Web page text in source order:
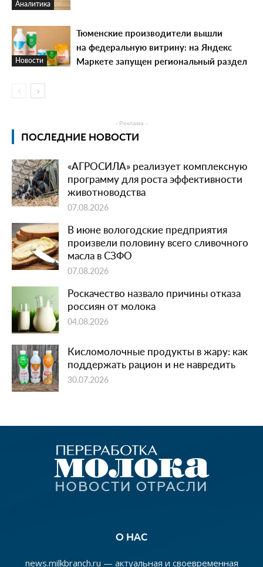
Аналитика
Новости
Тюменские производители вышли
на федеральную витрину: на Яндекс
Маркете запущен региональный раздел
- Реклама -
ПОСЛЕДНИЕ НОВОСТИ
«АГРОСИЛА» реализует комплексную
программу для роста эффективности
животноводства
07.08.2026
В июне вологодские предприятия
произвели половину всего сливочного
масла в СЗФО
07.08.2026
Роскачество назвало причины отказа
россиян от молока
04.08.2026
Кисломолочные продукты в жару: как
поддержать рацион и не навредить
30.07.2026
О НАС
news.milkbranch.ru — актуальная и своевременная